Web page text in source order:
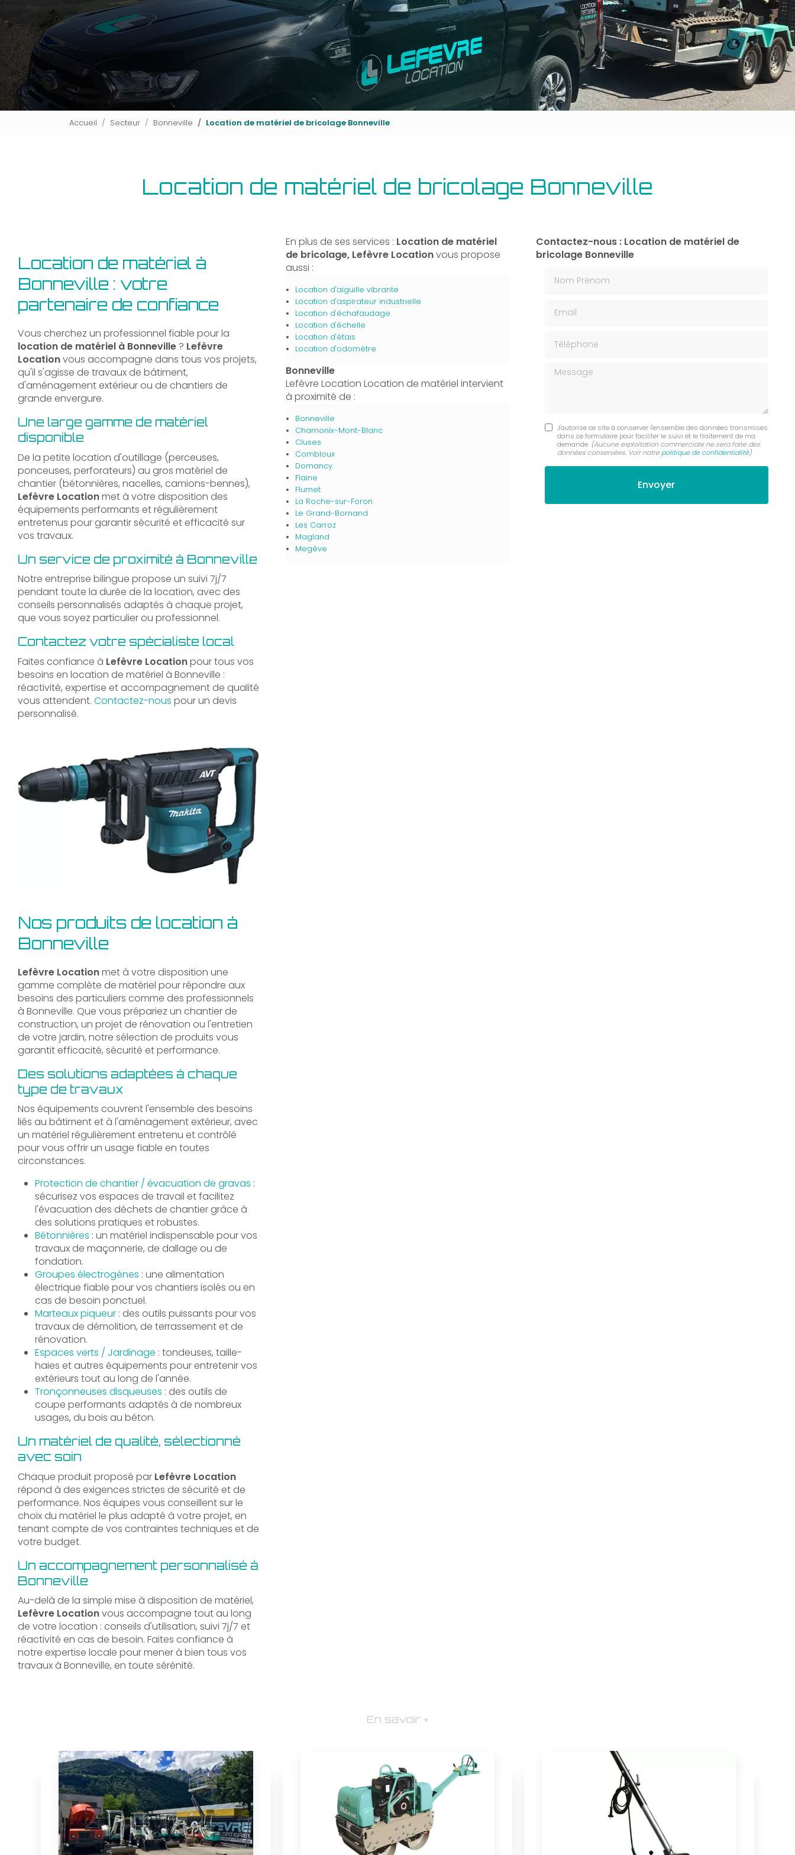
Outillage bâtiment
Energie
Accueil Secteur Bonneville Location de matériel de bricolage Bonneville
Location de matériel de bricolage Bonneville
Location de matériel à
Bonneville : votre
partenaire de confiance
Vous cherchez un professionnel fiable pour la
location de matériel à Bonneville ? Lefèvre
Locationvous accompagne dans tous vos projets,
qu'il s'agisse de travaux de bâtiment,
d'aménagement extérieur ou de chantiers de
grande envergure.
Une large gamme de matériel
disponible
De la petite location d'outillage (perceuses,
ponceuses, perforateurs) au gros matériel de
chantier (bétonnières, nacelles, camions-bennes),
Lefèvre Locationmet à votre disposition des
équipements performants et régulièrement
entretenus pour garantir sécurité et efficacité sur
vos travaux.
Un service de proximité à Bonneville
Notre entreprise bilingue propose un suivi 7j/7
pendant toute la durée de la location, avec des
conseils personnalisés adaptés à chaque projet,
que vous soyez particulier ou professionnel.
Contactez votre spécialiste local
Faites confiance à Lefèvre Locationpour tous vos
besoins en location de matériel à Bonneville :
réactivité, expertise et accompagnement de qualité
vous attendent. Contactez-nous pour un devis
personnalisé.
Nos produits de location à
Bonneville
Lefèvre Locationmet à votre disposition une
gamme complète de matériel pour répondre aux
besoins des particuliers comme des professionnels
à Bonneville. Que vous prépariez un chantier de
construction, un projet de rénovation ou l'entretien
de votre jardin, notre sélection de produits vous
garantit efficacité, sécurité et performance.
Des solutions adaptées à chaque
type de travaux
Nos équipements couvrent l'ensemble des besoins
liés au bâtiment et à l'aménagement extérieur, avec
un matériel régulièrement entretenu et contrôlé
pour vous offrir un usage fiable en toutes
circonstances.
Protection de chantier / évacuation de gravas :
sécurisez vos espaces de travail et facilitez
l'évacuation des déchets de chantier grâce à
des solutions pratiques et robustes.
Bétonnières : un matériel indispensable pour vos
travaux de maçonnerie, de dallage ou de
fondation.
Groupes électrogènes : une alimentation
électrique fiable pour vos chantiers isolés ou en
cas de besoin ponctuel.
Marteaux piqueur: des outils puissants pour vos
travaux de démolition, de terrassement et de
rénovation.
Espaces verts / Jardinage : tondeuses, taille-
haies et autres équipements pour entretenir vos
extérieurs tout au long de l'année.
Tronçonneuses disqueuses : des outils de
coupe performants adaptés à de nombreux
usages, du bois au béton.
Un matériel de qualité, sélectionné
avec soin
Chaque produit proposé par Lefèvre Location
répond à des exigences strictes de sécurité et de
performance. Nos équipes vous conseillent sur le
choix du matériel le plus adapté à votre projet, en
tenant compte de vos contraintes techniques et de
votre budget.
Un accompagnement personnalisé à
Bonneville
Au-delà de la simple mise à disposition de matériel,
Lefèvre Locationvous accompagne tout au long
de votre location : conseils d'utilisation, suivi 7j/7 et
réactivité en cas de besoin. Faites confiance à
notre expertise locale pour mener à bien tous vos
travaux à Bonneville, en toute sérénité.
En plus de ses services : Location de matériel
de bricolage, Lefèvre Locationvous propose
aussi :
Location d'aiguille vibrante
Location d'aspirateur industrielle
Location d'échafaudage
Location d'échelle
Location d'étais
Location d'odomètre
Bonneville
Lefèvre Location Location de matériel intervient
à proximité de :
Bonneville
Chamonix-Mont-Blanc
Cluses
Combloux
Domancy
Flaine
Flumet
La Roche-sur-Foron
Le Grand-Bornand
Les Carroz
Magland
Megève
Contactez-nous : Location de matériel de
bricolage Bonneville
Message
J'autorise ce site à conserver l'ensemble des données transmises
dans ce formulaire pour faciliter le suivi et le traitement de ma
demande. (Aucune exploitation commerciale ne sera faite des
données conservées. Voir notre politique de confidentialité)
En savoir +